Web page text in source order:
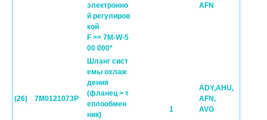
электронно
й регулиров
кой
F >> 7M-W-5
00 000*
AFN
(26) 7M0121073P
Шланг сист
емы охлаж
дения
(фланец > т
еплообмен
ник)
1
ADY,AHU,
AFN,
AVG